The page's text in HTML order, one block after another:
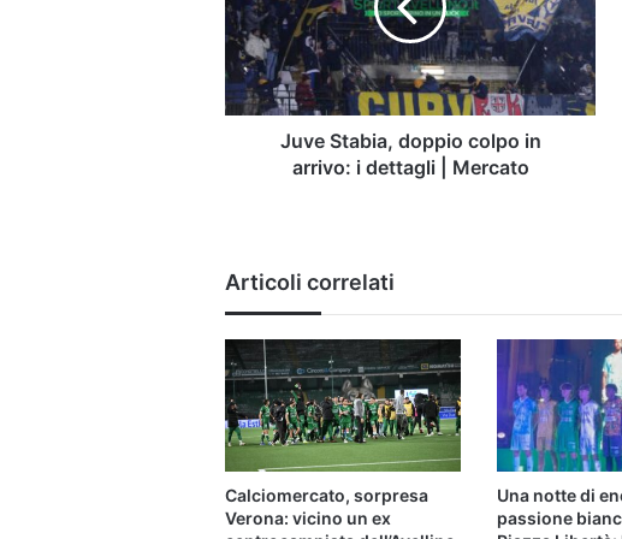
in
arrivo:
dettagli
|
Juve Stabia, doppio colpo in
arrivo: i dettagli | Mercato
Articoli correlati
Calciomercato, sorpresa
Verona: vicino un ex
Una notte di
passione